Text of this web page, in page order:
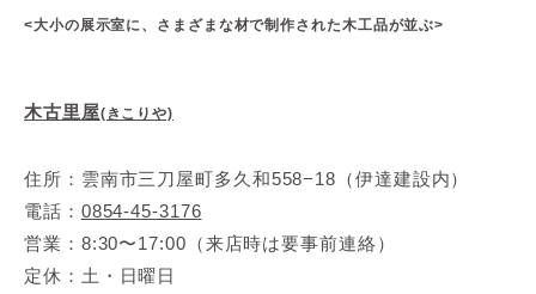
<大小の展示室に、さまざまな材で制作された木工品が並ぶ>
木古里屋(きこりや)
住所：雲南市三刀屋町多久和558−18（伊達建設内）
電話： 0854-45-3176
営業：8:30〜17:00（来店時は要事前連絡）
定休：土・日曜日